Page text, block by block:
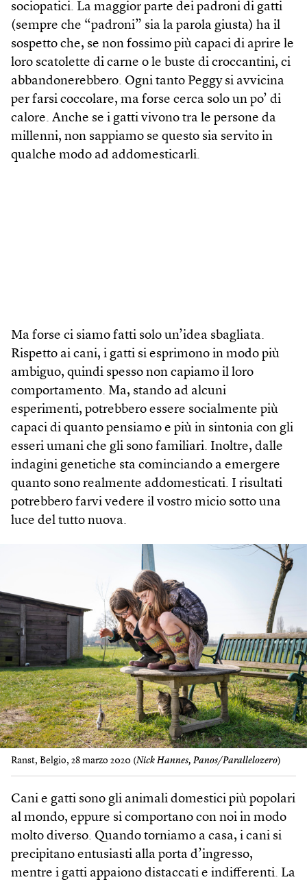
sociopatici. La maggior parte dei padroni di gatti
(sempre che “padroni” sia la parola giusta) ha il
sospetto che, se non fossimo più capaci di aprire le
loro scatolette di carne o le buste di croccantini, ci
abbandonerebbero. Ogni tanto Peggy si avvicina
per farsi coccolare, ma forse cerca solo un po’ di
calore. Anche se i gatti vivono tra le persone da
millenni, non sappiamo se questo sia servito in
qualche modo ad addomesticarli.
Ma forse ci siamo fatti solo un’idea sbagliata.
Rispetto ai cani, i gatti si esprimono in modo più
ambiguo, quindi spesso non capiamo il loro
comportamento. Ma, stando ad alcuni
esperimenti, potrebbero essere socialmente più
capaci di quanto pensiamo e più in sintonia con gli
esseri umani che gli sono familiari. Inoltre, dalle
indagini genetiche sta cominciando a emergere
quanto sono realmente addomesticati. I risultati
potrebbero farvi vedere il vostro micio sotto una
luce del tutto nuova.
Ranst, Belgio, 28 marzo 2020 (Nick Hannes, Panos/Parallelozero)
Cani e gatti sono gli animali domestici più popolari
al mondo, eppure si comportano con noi in modo
molto diverso. Quando torniamo a casa, i cani si
precipitano entusiasti alla porta d’ingresso,
mentre i gatti appaiono distaccati e indifferenti. La